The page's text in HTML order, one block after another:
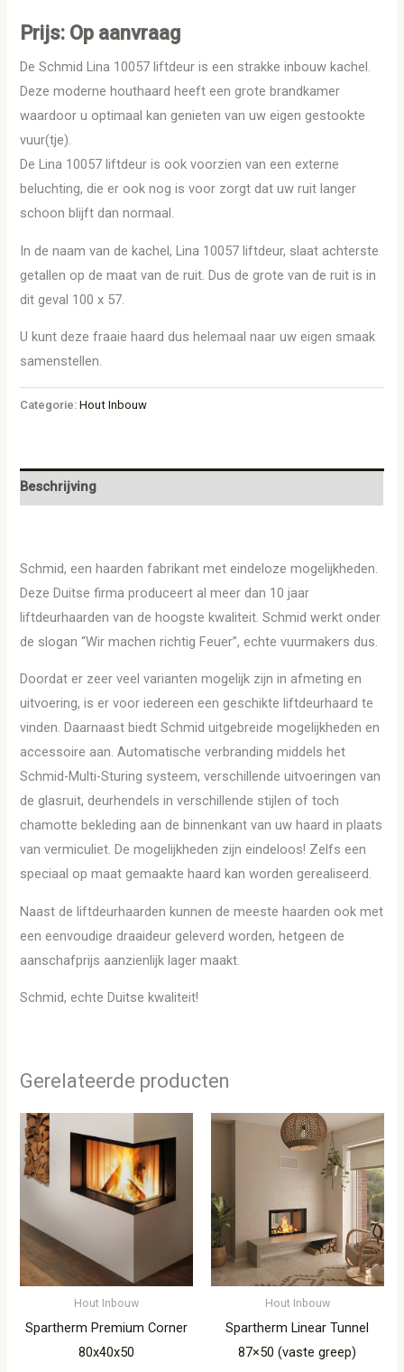
Prijs: Op aanvraag
De Schmid Lina 10057 liftdeur is een strakke inbouw kachel.
Deze moderne houthaard heeft een grote brandkamer
waardoor u optimaal kan genieten van uw eigen gestookte
vuur(tje).
De Lina 10057 liftdeur is ook voorzien van een externe
beluchting, die er ook nog is voor zorgt dat uw ruit langer
schoon blijft dan normaal.
In de naam van de kachel, Lina 10057 liftdeur, slaat achterste
getallen op de maat van de ruit. Dus de grote van de ruit is in
dit geval 100 x 57.
U kunt deze fraaie haard dus helemaal naar uw eigen smaak
samenstellen.
Categorie:Hout Inbouw
Beschrijving
Schmid, een haarden fabrikant met eindeloze mogelijkheden.
Deze Duitse firma produceert al meer dan 10 jaar
liftdeurhaarden van de hoogste kwaliteit. Schmid werkt onder
de slogan “Wir machen richtig Feuer”, echte vuurmakers dus.
Doordat er zeer veel varianten mogelijk zijn in afmeting en
uitvoering, is er voor iedereen een geschikte liftdeurhaard te
vinden. Daarnaast biedt Schmid uitgebreide mogelijkheden en
accessoire aan. Automatische verbranding middels het
Schmid-Multi-Sturing systeem, verschillende uitvoeringen van
de glasruit, deurhendels in verschillende stijlen of toch
chamotte bekleding aan de binnenkant van uw haard in plaats
van vermiculiet. De mogelijkheden zijn eindeloos! Zelfs een
speciaal op maat gemaakte haard kan worden gerealiseerd.
Naast de liftdeurhaarden kunnen de meeste haarden ook met
een eenvoudige draaideur geleverd worden, hetgeen de
aanschafprijs aanzienlijk lager maakt.
Schmid, echte Duitse kwaliteit!
Gerelateerde producten
Hout Inbouw
Spartherm Premium Corner
80x40x50
Hout Inbouw
Spartherm Linear Tunnel
87×50 (vaste greep)